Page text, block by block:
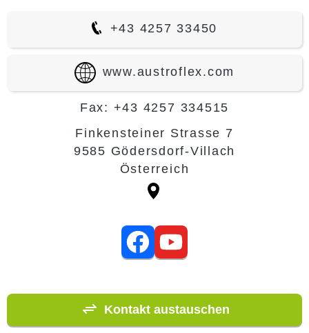
+43 4257 33450
www.austroflex.com
Fax: +43 4257 334515
Finkensteiner Strasse 7
9585 Gödersdorf-Villach
Österreich
Kontakt austauschen